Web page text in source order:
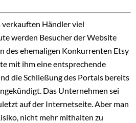
Händler viel
werden Besucher der Website
des ehemaligen Konkurrenten Etsy
mit ihm eine entsprechende
die Schließung des Portals bereits
Das Unternehmen sei
auf der Internetseite. Aber man
nicht mehr mithalten zu